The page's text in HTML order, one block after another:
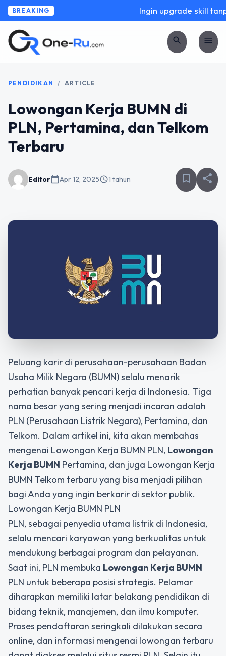
BREAKING Ingin upgrade skill
search menu
PENDIDIKAN / ARTICLE
Lowongan Kerja BUMN di
PLN, Pertamina, dan Telkom
Terbaru
Editorcalendar_todayApr 12, 2025schedule1 tahun bookmark_border share
Peluang karir di perusahaan-perusahaan Badan
Usaha Milik Negara (BUMN) selalu menarik
perhatian banyak pencari kerja di Indonesia. Tiga
nama besar yang sering menjadi incaran adalah
PLN (Perusahaan Listrik Negara), Pertamina, dan
Telkom. Dalam artikel ini, kita akan membahas
mengenai Lowongan Kerja BUMN PLN, Lowongan
Kerja BUMN Pertamina, dan juga Lowongan Kerja
BUMN Telkom terbaru yang bisa menjadi pilihan
bagi Anda yang ingin berkarir di sektor publik.
Lowongan Kerja BUMN PLN
PLN, sebagai penyedia utama listrik di Indonesia,
selalu mencari karyawan yang berkualitas untuk
mendukung berbagai program dan pelayanan.
Saat ini, PLN membuka Lowongan Kerja BUMN
PLN untuk beberapa posisi strategis. Pelamar
diharapkan memiliki latar belakang pendidikan di
bidang teknik, manajemen, dan ilmu komputer.
Proses pendaftaran seringkali dilakukan secara
online, dan informasi mengenai lowongan terbaru